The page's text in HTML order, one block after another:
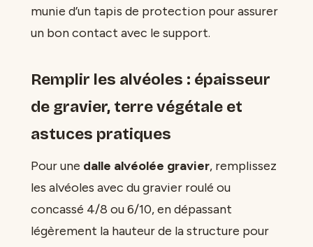
munie d’un tapis de protection pour assurer
un bon contact avec le support.
Remplir les alvéoles : épaisseur
de gravier, terre végétale et
astuces pratiques
Pour une dalle alvéolée gravier, remplissez
les alvéoles avec du gravier roulé ou
concassé 4/8 ou 6/10, en dépassant
légèrement la hauteur de la structure pour